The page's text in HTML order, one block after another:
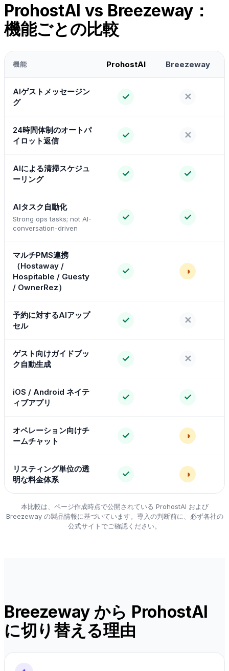
ProhostAI vs Breezeway：
機能ごとの比較
機能 ProhostAI Breezeway
AIゲストメッセージン
グ
✓ ✕
24時間体制のオートパ
イロット返信
✓ ✕
AIによる清掃スケジュ
ーリング
✓ ✓
AIタスク自動化
Strong ops tasks; not AI-
conversation-driven
✓ ✓
マルチPMS連携
（Hostaway /
Hospitable / Guesty
/ OwnerRez）
✓ ◑
予約に対するAIアップ
セル
✓ ✕
ゲスト向けガイドブッ
ク自動生成
✓ ✕
iOS / Android ネイテ
ィブアプリ
✓ ✓
オペレーション向けチ
ームチャット
✓ ◑
リスティング単位の透
明な料金体系
✓ ◑
本比較は、ページ作成時点で公開されている ProhostAI および
Breezeway の製品情報に基づいています。導入の判断前に、必ず各社の
公式サイトでご確認ください。
Breezeway から ProhostAI
に切り替える理由